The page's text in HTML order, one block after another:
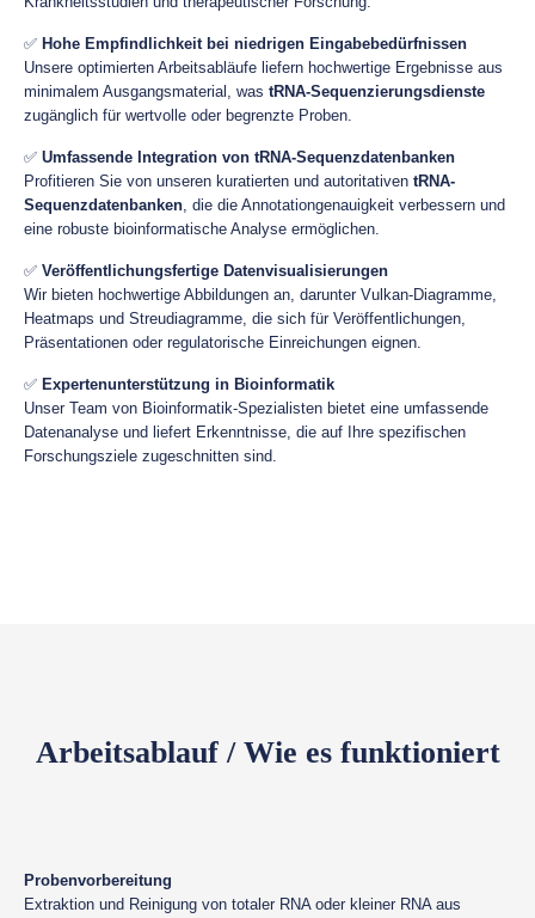
✅ Hohe Empfindlichkeit bei niedrigen Eingabebedürfnissen
Unsere optimierten Arbeitsabläufe liefern hochwertige Ergebnisse aus
minimalem Ausgangsmaterial, was tRNA-Sequenzierungsdienste
zugänglich für wertvolle oder begrenzte Proben.
✅ Umfassende Integration von tRNA-Sequenzdatenbanken
Profitieren Sie von unseren kuratierten und autoritativen tRNA-
Sequenzdatenbanken, die die Annotationgenauigkeit verbessern und
eine robuste bioinformatische Analyse ermöglichen.
✅ Veröffentlichungsfertige Datenvisualisierungen
Wir bieten hochwertige Abbildungen an, darunter Vulkan-Diagramme,
Heatmaps und Streudiagramme, die sich für Veröffentlichungen,
Präsentationen oder regulatorische Einreichungen eignen.
✅ Expertenunterstützung in Bioinformatik
Unser Team von Bioinformatik-Spezialisten bietet eine umfassende
Datenanalyse und liefert Erkenntnisse, die auf Ihre spezifischen
Forschungsziele zugeschnitten sind.
Arbeitsablauf / Wie es funktioniert
Probenvorbereitung
Extraktion und Reinigung von totaler RNA oder kleiner RNA aus